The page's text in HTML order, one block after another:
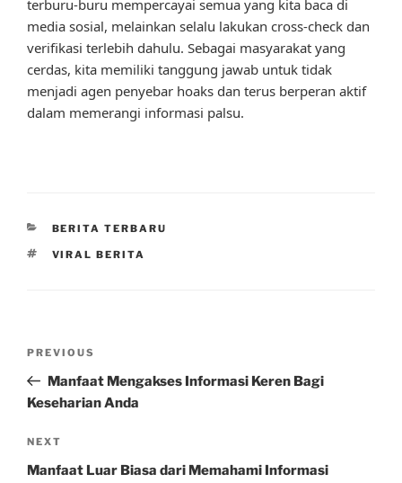
terburu-buru mempercayai semua yang kita baca di
media sosial, melainkan selalu lakukan cross-check dan
verifikasi terlebih dahulu. Sebagai masyarakat yang
cerdas, kita memiliki tanggung jawab untuk tidak
menjadi agen penyebar hoaks dan terus berperan aktif
dalam memerangi informasi palsu.
CATEGORIES
BERITA TERBARU
TAGS
VIRAL BERITA
Previous
Post
PREVIOUS
Manfaat Mengakses Informasi Keren Bagi
Keseharian Anda
Next
Post
NEXT
Manfaat Luar Biasa dari Memahami Informasi